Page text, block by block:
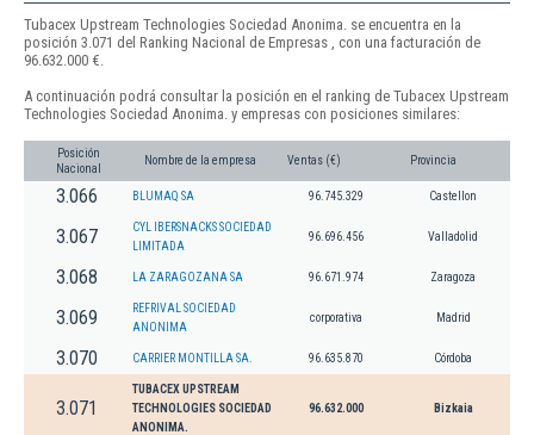
Tubacex Upstream Technologies Sociedad Anonima. se encuentra en la
posición 3.071 del Ranking Nacional de Empresas , con una facturación de
96.632.000 €.
A continuación podrá consultar la posición en el ranking de Tubacex Upstream
Technologies Sociedad Anonima. y empresas con posiciones similares:
Posición
Nacional
Nombre de la empresa Ventas (€) Provincia
3.066 BLUMAQ SA 96.745.329 Castellon
3.067
CYL IBERSNACKS SOCIEDAD
LIMITADA
96.696.456 Valladolid
3.068 LA ZARAGOZANA SA 96.671.974 Zaragoza
3.069
REFRIVAL SOCIEDAD
ANONIMA
corporativa Madrid
3.070 CARRIER MONTILLA SA. 96.635.870 Córdoba
3.071
TUBACEX UPSTREAM
TECHNOLOGIES SOCIEDAD
ANONIMA.
96.632.000 Bizkaia